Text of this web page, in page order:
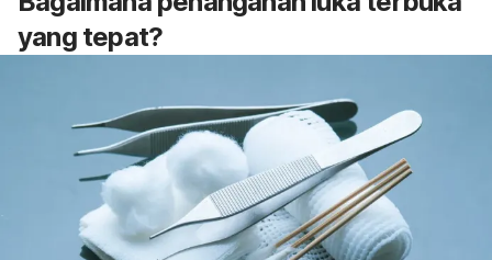
yang tepat?